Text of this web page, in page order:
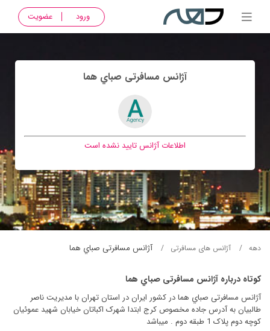
ورود عضویت
آژانس مسافرتی صباي هما
اطلاعات آژانس تایید نشده است
دهه آژانس های مسافرتی آژانس مسافرتی صباي هما
کوتاه درباره آژانس مسافرتی صباي هما
آژانس مسافرتی صباي هما در کشور ایران در استان تهران با مدیریت ناصر
طالبيان به آدرس جاده مخصوص کرج ابتدا شهرک اکباتان خیابان شهید عموئیان
کوچه دوم پلاک 1 طبقه دوم . میباشد